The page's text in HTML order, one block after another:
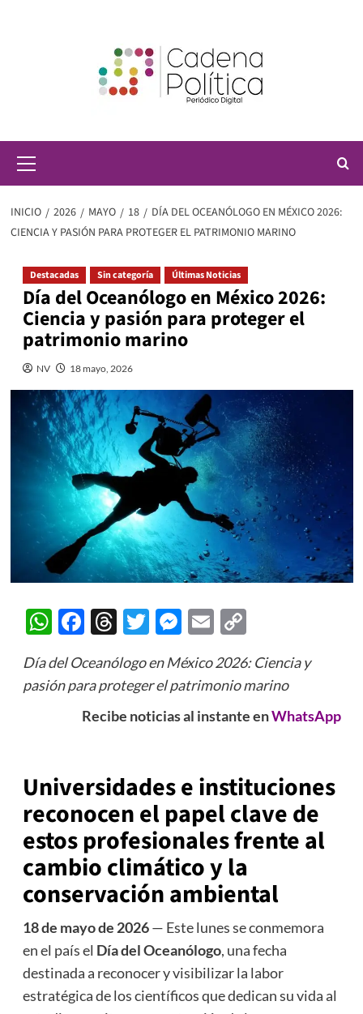
principal
INICIO 2026 MAYO 18
DÍA DEL OCEANÓLOGO EN MÉXICO 2026:
CIENCIA Y PASIÓN PARA PROTEGER EL PATRIMONIO MARINO
Destacadas Sin categoría Últimas Noticias
Día del Oceanólogo en México 2026:
Ciencia y pasión para proteger el
patrimonio marino
NV 18 mayo, 2026
WhatsApp
Facebook
Threads
Twitter
Messenger
EmailCopy
Día del Oceanólogo en México 2026: Ciencia y
pasión para proteger el patrimonio marino
Recibe noticias al instante enWhatsApp
Universidades e instituciones
reconocen el papel clave de
estos profesionales frente al
cambio climático y la
conservación ambiental
18 de mayo de 2026— Este lunes se conmemora
en el país el Día del Oceanólogo, una fecha
destinada a reconocer y visibilizar la labor
estratégica de los científicos que dedican su vida al